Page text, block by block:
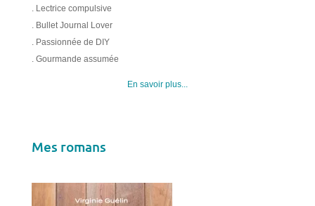
. Lectrice compulsive
. Bullet Journal Lover
. Passionnée de DIY
. Gourmande assumée
En savoir plus...
Mes romans